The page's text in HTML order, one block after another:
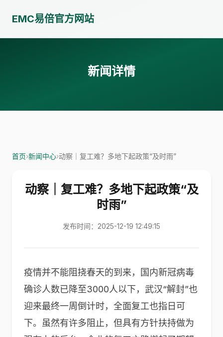
EMC易倍官方网站
新闻详情
首页›新闻中心›动察｜复工难？多地下起政策“及时雨”
动察｜复工难？多地下起政策“及
时雨”
发布时间：2025-12-19 12:49:15
疫情并不能阻挠春天的到来，国内新冠病毒
确诊人数已降至3000人以下，武汉“解封”也
迎来最终一周倒计时，全面复工也指日可
下。虽然有许多阻止，但具有方针扶持做为